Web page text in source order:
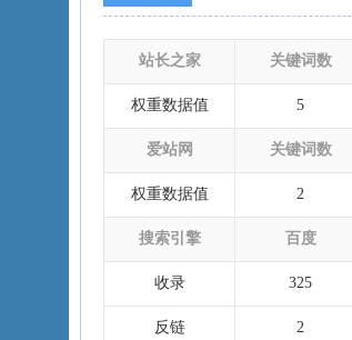
站长之家 关键词数
权重数据值 5
爱站网 关键词数
权重数据值 2
搜索引擎 百度
收录 325
反链 2